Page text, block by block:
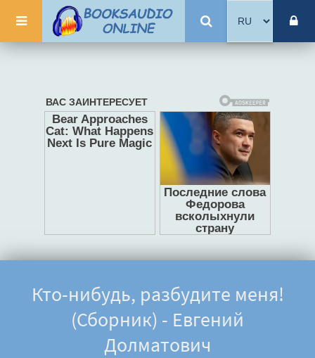
Кто-нибудь, разбудите меня!
(Сборник) - Евгений
Долматович